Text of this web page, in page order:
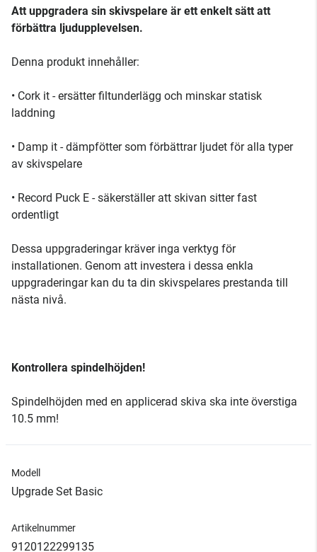
Att uppgradera sin skivspelare är ett enkelt sätt att
förbättra ljudupplevelsen.
Denna produkt innehåller:
• Cork it - ersätter filtunderlägg och minskar statisk
laddning
• Damp it - dämpfötter som förbättrar ljudet för alla typer
av skivspelare
• Record Puck E - säkerställer att skivan sitter fast
ordentligt
Dessa uppgraderingar kräver inga verktyg för
installationen. Genom att investera i dessa enkla
uppgraderingar kan du ta din skivspelares prestanda till
nästa nivå.
Kontrollera spindelhöjden!
Spindelhöjden med en applicerad skiva ska inte överstiga
10.5 mm!
Modell
Upgrade Set Basic
Artikelnummer
9120122299135